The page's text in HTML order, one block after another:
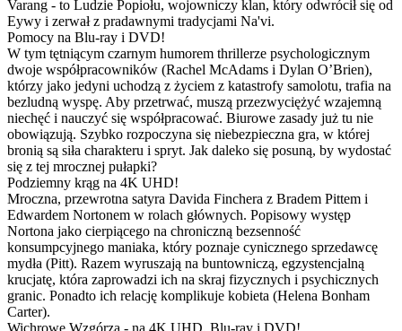
Varang - to Ludzie Popiołu, wojowniczy klan, który odwrócił się od
Eywy i zerwał z pradawnymi tradycjami Na'vi.
Pomocy na Blu-ray i DVD!
W tym tętniącym czarnym humorem thrillerze psychologicznym
dwoje współpracowników (Rachel McAdams i Dylan O’Brien),
którzy jako jedyni uchodzą z życiem z katastrofy samolotu, trafia na
bezludną wyspę. Aby przetrwać, muszą przezwyciężyć wzajemną
niechęć i nauczyć się współpracować. Biurowe zasady już tu nie
obowiązują. Szybko rozpoczyna się niebezpieczna gra, w której
bronią są siła charakteru i spryt. Jak daleko się posuną, by wydostać
się z tej mrocznej pułapki?
Podziemny krąg na 4K UHD!
Mroczna, przewrotna satyra Davida Finchera z Bradem Pittem i
Edwardem Nortonem w rolach głównych. Popisowy występ
Nortona jako cierpiącego na chroniczną bezsenność
konsumpcyjnego maniaka, który poznaje cynicznego sprzedawcę
mydła (Pitt). Razem wyruszają na buntowniczą, egzystencjalną
krucjatę, która zaprowadzi ich na skraj fizycznych i psychicznych
granic. Ponadto ich relację komplikuje kobieta (Helena Bonham
Carter).
Wichrowe Wzgórza - na 4K UHD, Blu-ray i DVD!